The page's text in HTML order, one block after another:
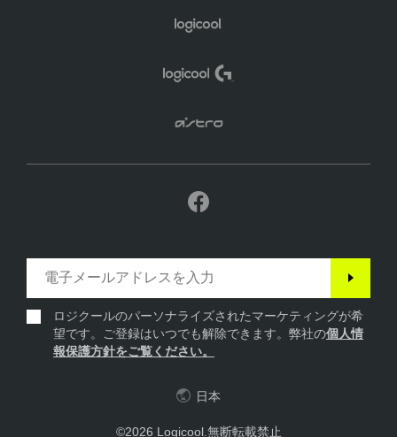
ロジクールのパーソナライズされたマーケティングが希
望です。ご登録はいつでも解除できます。弊社の個人情
報保護方針をご覧ください。
©2026 Logicool.無断転載禁止
日本